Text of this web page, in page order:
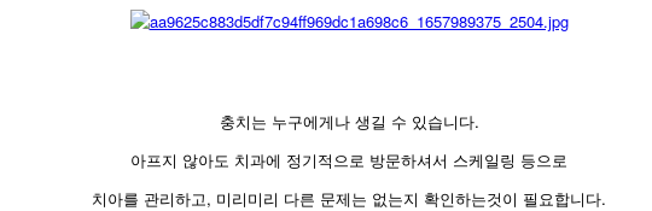
충치는 누구에게나 생길 수 있습니다.
아프지 않아도 치과에 정기적으로 방문하셔서 스케일링 등으로
치아를 관리하고, 미리미리 다른 문제는 없는지 확인하는것이 필요합니다.